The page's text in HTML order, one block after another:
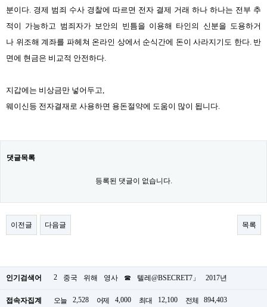
분이다. 경제 범죄 수사 경찰에 따르면 전자 결제 거래 하나 하나는 전부 추
적이 가능하고 범죄자가 보안의 빈틈을 이용해 타인의 신분을 도용하거
나 위조해 계좌를 파헤쳐 온라인 상에서 순식간에 돈이 사라지기도 한다. 반
면에 현금은 비교적 안전하다.
지갑에는 비상금만 넣어두고,
웨이신등 전자결재로 사용하면 용돈절약에 도움이 많이 됩니다.​
댓글목록
등록된 댓글이 없습니다.
이전글 다음글 목록
인기검색어 2 중국 위해 영사 ☎ 텔레@BSECRET7」 2017년
접속자집계 오늘 2,528 어제 4,000 최대 12,100 전체 894,403